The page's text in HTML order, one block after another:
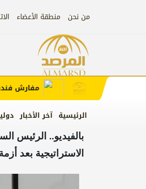
من نحن منطقة الأعضاء
الرئيسية آخر الأخبار
مفارش فندورا
بالفيديو.. الرئيس
الاستراتيجية بعد